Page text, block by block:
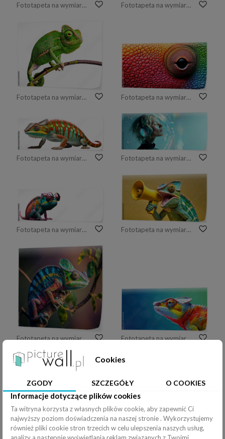
Fototapeta na wymiar Żółty niebieski jaszczurka Pantera kameleon na białym tle Fototapeta na wymiar Kameleon pantera Furcifer pardalis Ambilobe 2-letni endemiczny z Madagaskaru
Fototapeta na wymiar zielony kameleon - Chamaeleo calyptratus Fototapeta na wymiar Close-Up of Chameleon Skin Showcasing Intricate Patterns and Vibrant Colors, Highlighting Unique Texture and Details Found in Reptilian Species
Fototapeta na wymiar lizard chameleon on white background Fototapeta na wymiar Futuristic Woman Wearing Holographic Chameleon Wireless Headphones, Eyes Closed and Smiling, Surrounded by Sound Particles and Energy Ripples in Minimal White Space with Iridescent Reflections
Fototapeta na wymiar chameleon wearing sunglasses on a solid color background, vector art, digital art, faceted, minimal, abstract, panorama background PNG transparent. Fototapeta na wymiar a happy chameleon holding a yellow megaphone speaking in it with yellow solid background genertive
Fototapeta na wymiar Kameleon w tropikalnym lesie Fototapeta na wymiar Colorful chameleon on a blue background, Generative AI
Fototapeta na wymiar Wireframe chameleon with glowing green data waves in dark background Fototapeta na wymiar Green chameleon ( Chamaeleo calyptratus ) isolated on transparent background.
Cookies
ZGODY SZCZEGÓŁY O COOKIES
Informacje dotyczące plików cookies
Ta witryna korzysta z własnych plików cookie, aby zapewnić Ci
najwyższy poziom doświadczenia na naszej stronie . Wykorzystujemy
również pliki cookie stron trzecich w celu ulepszenia naszych usług,
analizy a nastepnie wyświetlania reklam związanych z Twoimi